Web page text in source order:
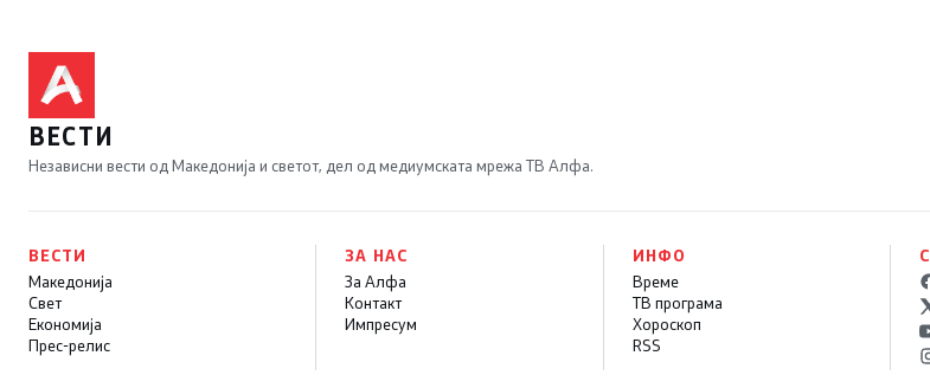
ВЕСТИ
Независни вести од Македонија и светот, дел од медиумската мрежа ТВ Алфа.
ВЕСТИ
Македонија
Свет
Економија
Прес-релис
ЗА НАС
За Алфа
Контакт
Импресум
ИНФО
Време
ТВ програма
Хороскоп
RSS